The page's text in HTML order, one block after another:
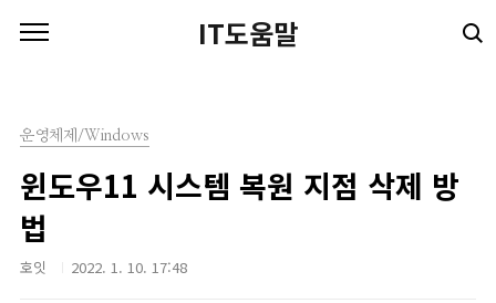
IT도움말
운영체제/Windows
윈도우11 시스템 복원 지점 삭제 방
법
호잇 2022. 1. 10. 17:48